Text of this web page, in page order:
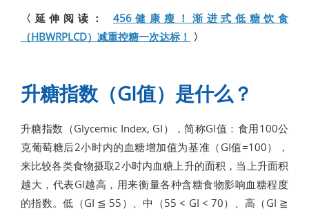
〈延伸阅读： 456健康瘦！渐进式低糖饮食
（HBWRPLCD）减重控糖一次达标！ 〉
升糖指数（GI值）是什么？
升糖指数（Glycemic Index, GI），简称GI值：食用100公
克葡萄糖后2小时内的血糖增加值为基准（GI值=100），
来比较各类食物摄取2小时内血糖上升的面积，当上升面积
越大，代表GI越高，用来衡量各种含糖食物影响血糖程度
的指数。低（GI ≦ 55）、中（55 < GI < 70）、高（GI ≧